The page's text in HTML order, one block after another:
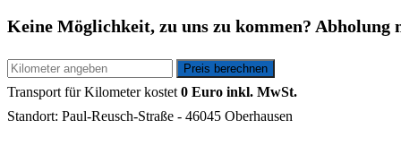
Keine Möglichkeit, zu uns zu kommen? Abholung
Transport fürKilometer kostet 0 Euro inkl. MwSt.
Standort: Paul-Reusch-Straße - 46045 Oberhausen